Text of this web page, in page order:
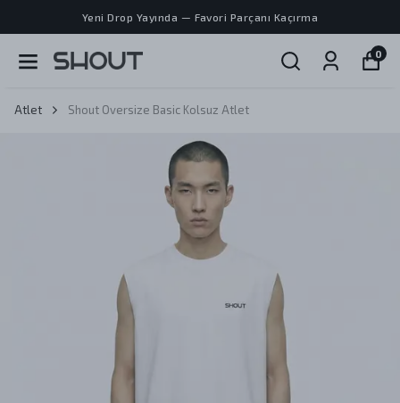
Yeni Drop Yayında — Favori Parçanı Kaçırma
0
Atlet Shout Oversize Basic Kolsuz Atlet